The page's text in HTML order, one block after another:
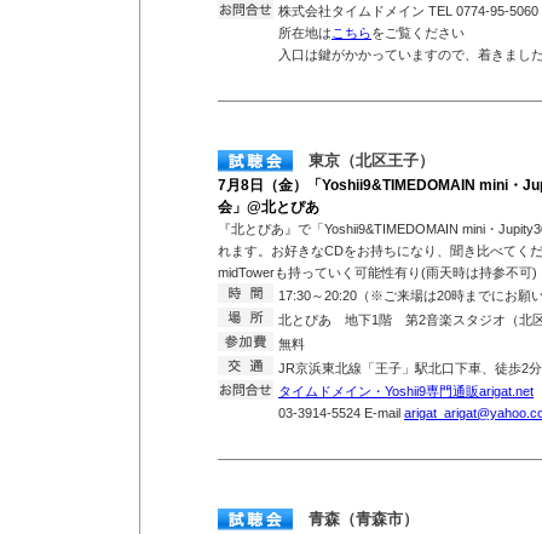
株式会社タイムドメイン TEL 0774-95-5060
所在地は こちらをご覧ください
入口は鍵がかかっていますので、着きまし
東京（北区王子）
7月8日（金）「Yoshii9&TIMEDOMAIN mini・
会」@北とぴあ
『北とぴあ』で「Yoshii9&TIMEDOMAIN mini・
れます。お好きなCDをお持ちになり、聞き比べてく
midTowerも持っていく可能性有り(雨天時は持参不可)
17:30～20:20（※ご来場は20時までにお願
北とぴあ 地下1階 第2音楽スタジオ（北
無料
JR京浜東北線「王子」駅北口下車、徒歩
タイムドメイン・Yoshii9専門通販arigat.net
03-3914-5524 E-mail
青森（青森市）